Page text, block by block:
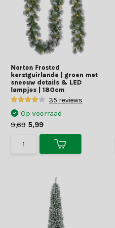
Norton Frosted
kerstguirlande | groen met
sneeuw details & LED
lampjes | 180cm
35 reviews
Op voorraad
9,69 5,99